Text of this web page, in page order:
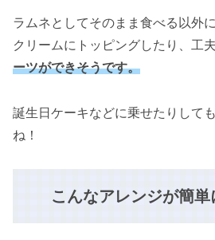
ラムネとしてそのまま食べる以外
クリームにトッピングしたり、工
ーツができそうです。
誕生日ケーキなどに乗せたりして
ね！
こんなアレンジが簡単